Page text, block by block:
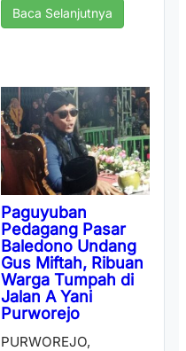
Baca Selanjutnya
Paguyuban
Pedagang Pasar
Baledono Undang
Gus Miftah, Ribuan
Warga Tumpah di
Jalan A Yani
Purworejo
PURWOREJO,